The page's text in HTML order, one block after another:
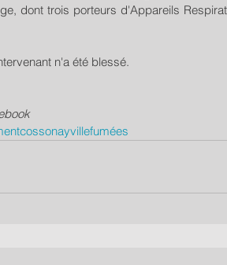
dont trois porteurs d'Appareils
n'a été blessé.